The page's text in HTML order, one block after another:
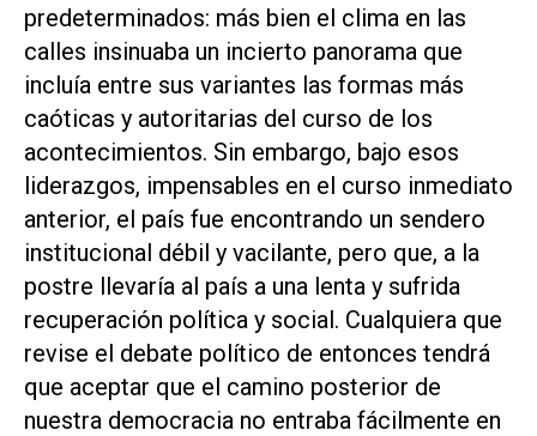
predeterminados: más bien el clima en las
calles insinuaba un incierto panorama que
incluía entre sus variantes las formas más
caóticas y autoritarias del curso de los
acontecimientos. Sin embargo, bajo esos
liderazgos, impensables en el curso inmediato
anterior, el país fue encontrando un sendero
institucional débil y vacilante, pero que, a la
postre llevaría al país a una lenta y sufrida
recuperación política y social. Cualquiera que
revise el debate político de entonces tendrá
que aceptar que el camino posterior de
nuestra democracia no entraba fácilmente en